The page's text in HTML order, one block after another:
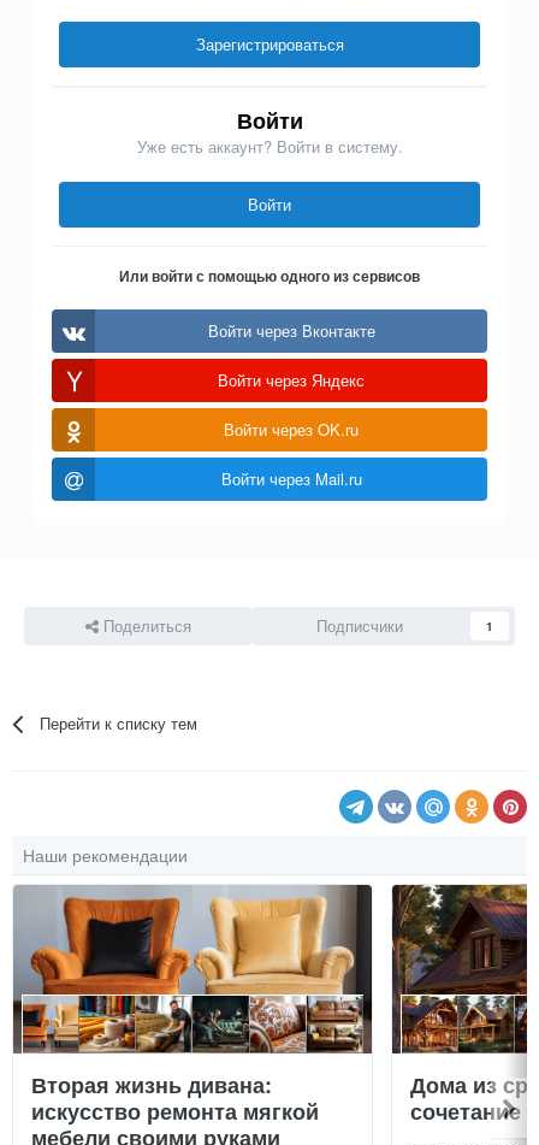
Зарегистрироваться
Войти
Уже есть аккаунт? Войти в систему.
Войти
Или войти с помощью одного из сервисов
Войти через Вконтакте
Войти через Яндекс
Войти через OK.ru
Войти через Mail.ru
Поделиться Подписчики 1
Перейти к списку тем
Наши рекомендации
Вторая жизнь дивана:
искусство ремонта мягкой
мебели своими руками
Дома из
сочетание